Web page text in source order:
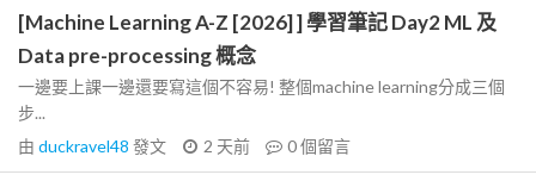
[Machine Learning A-Z [2026] ] 學習筆記 Day2 ML 及
Data pre-processing 概念
一邊要上課一邊還要寫這個不容易! 整個machine learning分成三個
步...
由 duckravel48 發文 2 天前 0個留言